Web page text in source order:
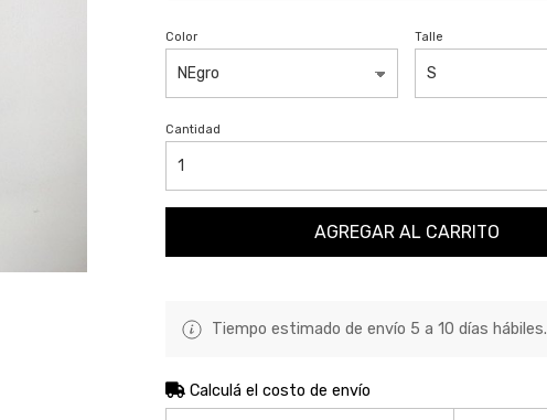
Color Talle
Cantidad
AGREGAR AL CARRITO
Tiempo estimado de envío 5 a 10 días hábiles.
Calculá el costo de envío